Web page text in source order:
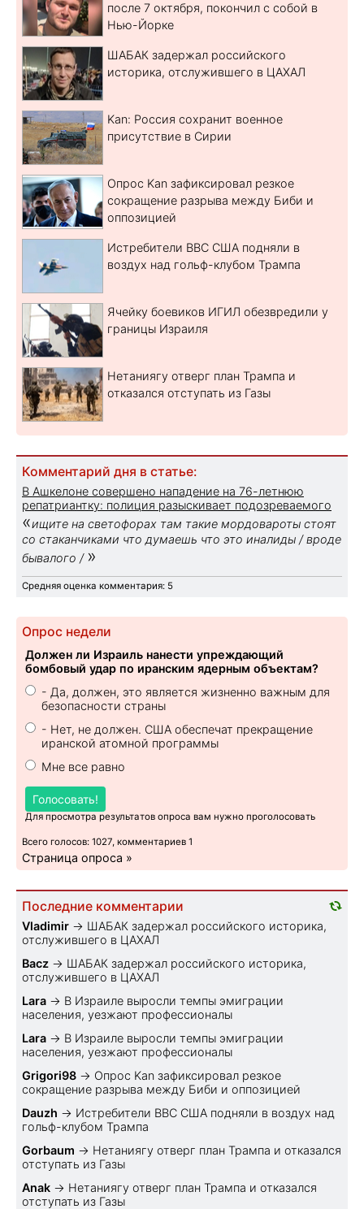
после 7 октября, покончил с собой в
Нью-Йорке
ШАБАК задержал российского
историка, отслужившего в ЦАХАЛ
Kan: Россия сохранит военное
присутствие в Сирии
Опрос Kan зафиксировал резкое
сокращение разрыва между Биби и
оппозицией
Истребители ВВС США подняли в
воздух над гольф-клубом Трампа
Ячейку боевиков ИГИЛ обезвредили у
границы Израиля
Нетаниягу отверг план Трампа и
отказался отступать из Газы
Комментарий дня в статье:
В Ашкелоне совершено нападение на 76-летнюю
репатриантку: полиция разыскивает подозреваемого
«ищите на светофорах там такие мордовароты стоят
со стаканчиками что думаешь что это иналиды / вроде
бывалого / »
Средняя оценка комментария: 5
Опрос недели
Должен ли Израиль нанести упреждающий
бомбовый удар по иранским ядерным объектам?
- Да, должен, это является жизненно важным для
безопасности страны
- Нет, не должен. США обеспечат прекращение
иранской атомной программы
Мне все равно
Голосовать!
Для просмотра результатов опроса вам нужно проголосовать
Всего голосов: 1027, комментариев 1
Страница опроса »
Последние комментарии
Vladimir → ШАБАК задержал российского историка,
отслужившего в ЦАХАЛ
Bacz → ШАБАК задержал российского историка,
отслужившего в ЦАХАЛ
Lara → В Израиле выросли темпы эмиграции
населения, уезжают профессионалы
Lara → В Израиле выросли темпы эмиграции
населения, уезжают профессионалы
Grigori98 → Опрос Kan зафиксировал резкое
сокращение разрыва между Биби и оппозицией
Dauzh → Истребители ВВС США подняли в воздух над
гольф-клубом Трампа
Gorbaum → Нетаниягу отверг план Трампа и отказался
отступать из Газы
Anak → Нетаниягу отверг план Трампа и отказался
отступать из Газы